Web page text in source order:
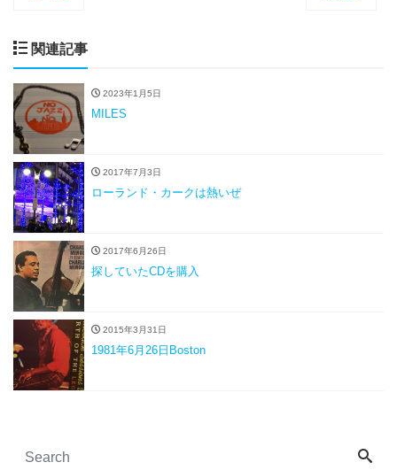
関連記事
2023年1月5日
MILES
2017年7月3日
ローランド・カークは熱いぜ
2017年6月26日
探していたCDを購入
2015年3月31日
1981年6月26日Boston